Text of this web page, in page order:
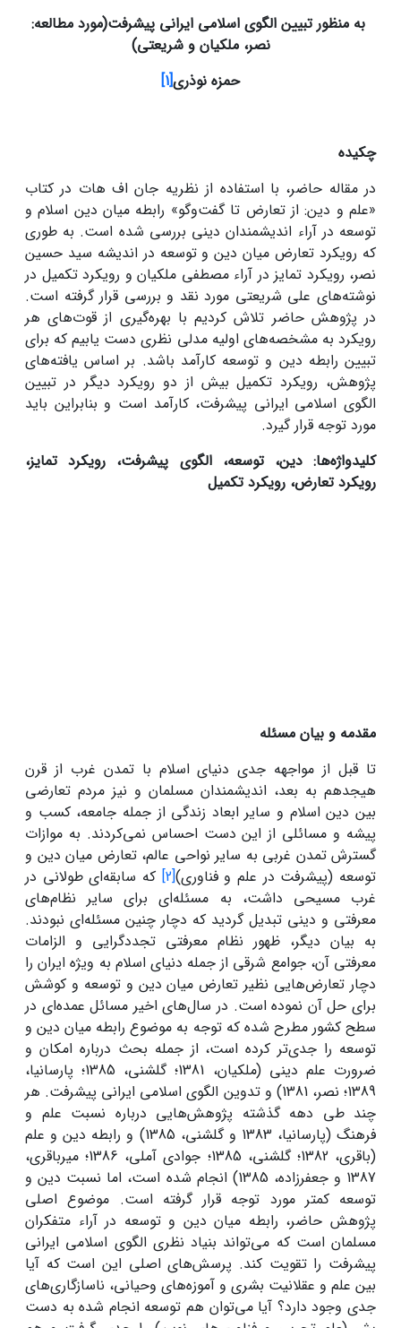
به منظور تبیین الگوی اسلامی ایرانی پیشرفت(مورد مطالعه:
نصر، ملکیان و شریعتی)
حمزه نوذری[1]
چکیده
در مقاله حاضر، با استفاده از نظریه جان اف هات در کتاب
«علم و دین: از تعارض تا گفت‌وگو» رابطه میان دین اسلام و
توسعه در آراء اندیشمندان دینی بررسی شده است. به طوری
که رویکرد تعارض میان دین و توسعه در اندیشه سید حسین
نصر، رویکرد تمایز در آراء مصطفی ملکیان و رویکرد تکمیل در
نوشته‌های علی شریعتی مورد نقد و بررسی قرار گرفته است.
در پژوهش حاضر تلاش کردیم با بهره‌گیری از قوت‌های هر
رویکرد به مشخصه‌های اولیه مدلی نظری دست یابیم که برای
تبیین رابطه دین و توسعه کارآمد باشد. بر اساس یافته‌های
پژوهش، رویکرد تکمیل بیش از دو رویکرد دیگر در تبیین
الگوی اسلامی ایرانی پیشرفت، کارآمد است و بنابراین باید
مورد توجه قرار گیرد.
کلیدواژه‌ها: دین، توسعه، الگوی پیشرفت، رویکرد تمایز،
رویکرد تعارض، رویکرد تکمیل
مقدمه و بیان مسئله
تا قبل از مواجهه جدی دنیای اسلام با تمدن غرب از قرن
هیجدهم به بعد، اندیشمندان مسلمان و نیز مردم تعارضی
بین دین اسلام و سایر ابعاد زندگی از جمله جامعه، کسب و
پیشه و مسائلی از این دست احساس نمی‌کردند. به موازات
گسترش تمدن غربی به سایر نواحی عالم، تعارض میان دین و
توسعه (پیشرفت در علم و فناوری)[2]
که سابقه‌ای طولانی در
غرب مسیحی داشت، به مسئله‌ای برای سایر نظام‌های
معرفتی و دینی تبدیل گردید که دچار چنین مسئله‌ای نبودند.
به بیان دیگر، ظهور نظام معرفتی تجددگرایی و الزامات
معرفتی آن، جوامع شرقی از جمله دنیای اسلام به ویژه ایران را
دچار تعارض‌هایی نظیر تعارض میان دین و توسعه و کوشش
برای حل آن نموده است. در سال‌های اخیر مسائل عمده‌ای در
سطح کشور مطرح شده که توجه به موضوع رابطه میان دین و
توسعه را جدی‌تر کرده است، از جمله بحث درباره امکان و
ضرورت علم دینی (ملکیان، 1381؛ گلشنی، 1385؛ پارسانیا،
1389؛ نصر، 1381) و تدوین الگوی اسلامی ایرانی پیشرفت. هر
چند طی دهه گذشته پژوهش‌هایی درباره نسبت علم و
فرهنگ (پارسانیا، 1383 و گلشنی، 1385) و رابطه دین و علم
(باقری، 1382؛ گلشنی، 1385؛ جوادی آملی، 1386؛ میرباقری،
1387 و جعفرزاده، 1385) انجام شده است، اما نسبت دین و
توسعه کمتر مورد توجه قرار گرفته است. موضوع اصلی
پژوهش حاضر، رابطه میان دین و توسعه در آراء متفکران
مسلمان است که می‌تواند بنیاد نظری الگوی اسلامی ایرانی
پیشرفت را تقویت کند. پرسش‌های اصلی این است که آیا
بین علم و عقلانیت بشری و آموزه‌های وحیانی، ناسازگاری‌های
جدی وجود دارد؟ آیا می‌توان هم توسعه انجام شده به دست